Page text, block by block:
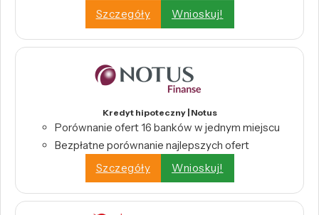
Szczegóły
Wnioskuj!
Kredyt hipoteczny | Notus
Porównanie ofert 16 banków w jednym miejscu
Bezpłatne porównanie najlepszych ofert
Szczegóły
Wnioskuj!